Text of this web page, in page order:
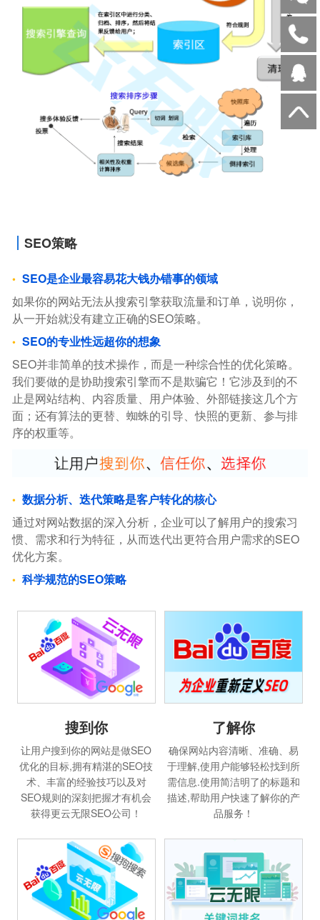
SEO策略
SEO是企业最容易花大钱办错事的领域
如果你的网站无法从搜索引擎获取流量和订单，说明你，
从一开始就没有建立正确的SEO策略。
SEO的专业性远超你的想象
SEO并非简单的技术操作，而是一种综合性的优化策略。
我们要做的是协助搜索引擎而不是欺骗它！它涉及到的不
止是网站结构、内容质量、用户体验、外部链接这几个方
面；还有算法的更替、蜘蛛的引导、快照的更新、参与排
序的权重等。
数据分析、迭代策略是客户转化的核心
通过对网站数据的深入分析，企业可以了解用户的搜索习
惯、需求和行为特征，从而迭代出更符合用户需求的SEO
优化方案。
科学规范的SEO策略
搜到你
让用户搜到你的网站是做SEO
优化的目标,拥有精湛的SEO技
术、丰富的经验技巧以及对
SEO规则的深刻把握才有机会
获得更云无限SEO公司！
了解你
确保网站内容清晰、准确、易
于理解,使用户能够轻松找到所
需信息.使用简洁明了的标题和
描述,帮助用户快速了解你的产
品服务！